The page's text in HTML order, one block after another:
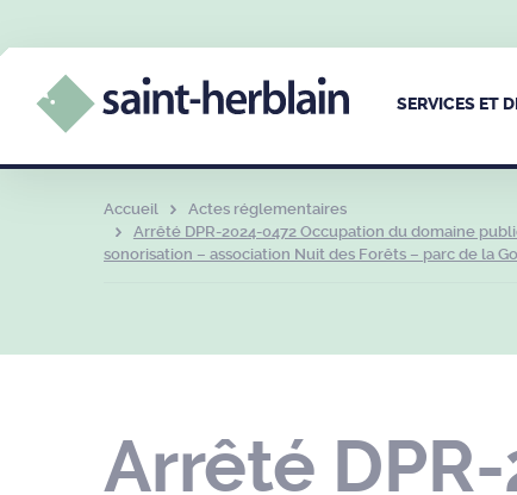
SERVICES ET
Accueil
Actes réglementaires
Arrêté DPR-2024-0472 Occupation du domaine
sonorisation – association Nuit des Forêts – parc de la
Arrêté